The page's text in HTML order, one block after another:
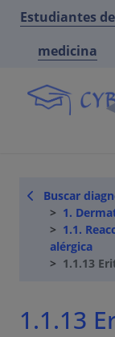
Estudiantes de
medicina
Buscar
1.
1.1.
alérgica
1.1.13